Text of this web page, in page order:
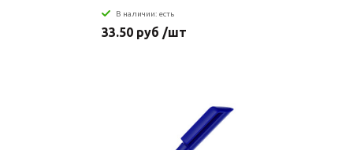
В наличии: есть
33.50 руб /шт